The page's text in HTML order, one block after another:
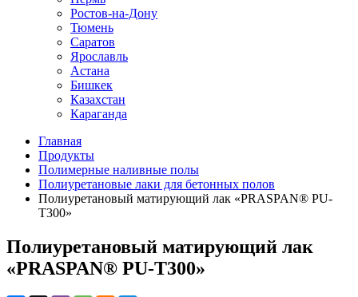
Ростов-на-Дону
Тюмень
Саратов
Ярославль
Астана
Бишкек
Казахстан
Караганда
Главная
Продукты
Полимерные наливные полы
Полиуретановые лаки для бетонных полов
Полиуретановый матирующий лак «PRASPAN® PU-
T300»
Полиуретановый матирующий лак
«PRASPAN® PU-T300»